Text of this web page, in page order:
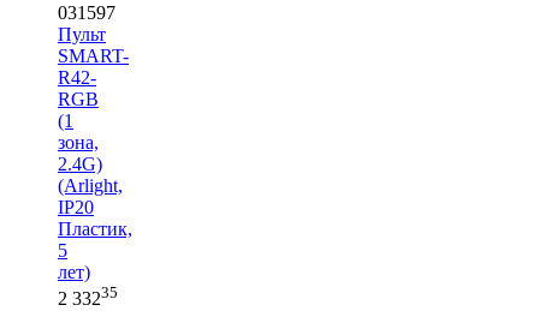
031597
Пульт
SMART-
R42-
RGB
(1
зона,
2.4G)
(Arlight,
IP20
Пластик,
5
лет)
2 33235